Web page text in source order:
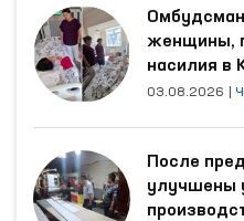
женщины,
насилия в
области
03.08.2026
После
улучшены